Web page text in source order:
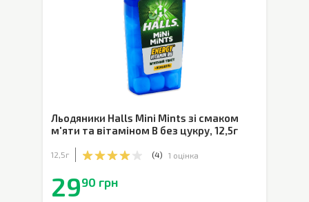
Льодяники Halls Mini Mints зі смаком
м'яти та вітаміном В без цукру, 12,5г
12,5г (4) 1 оцінка
2990 грн